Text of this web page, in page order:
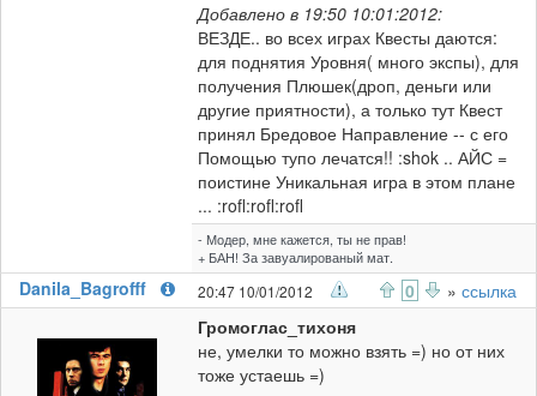
Добавлено в 19:50 10:01:2012:
ВЕЗДЕ.. во всех играх Квесты даются:
для поднятия Уровня( много экспы), для
получения Плюшек(дроп, деньги или
другие приятности), а только тут Квест
принял Бредовое Направление -- с его
Помощью тупо лечатся!! :shok .. АЙС =
поистине Уникальная игра в этом плане
... :rofl:rofl:rofl
- Модер, мне кажется, ты не прав!
+ БАН! За завуалированый мат.
Danila_Bagrofff 20:47 10/01/2012 0 » ссылка
Громоглас_тихоня
не, умелки то можно взять =) но от них
тоже устаешь =)